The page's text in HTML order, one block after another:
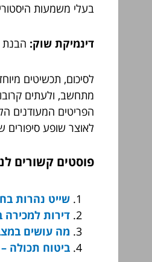
בעלי משמעות
דינמיקת שוק: הבנת
לסיכום, תכשיטים
מתחשב, ולעתים
הפריטים המעודנים
לאוצר שופע סיפורים
פוסטים קשורים
שייט נהרות
דירות למכירה
מה עושים
ביטוח תכולה